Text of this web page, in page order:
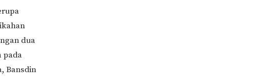
dua
pada
Bansdin